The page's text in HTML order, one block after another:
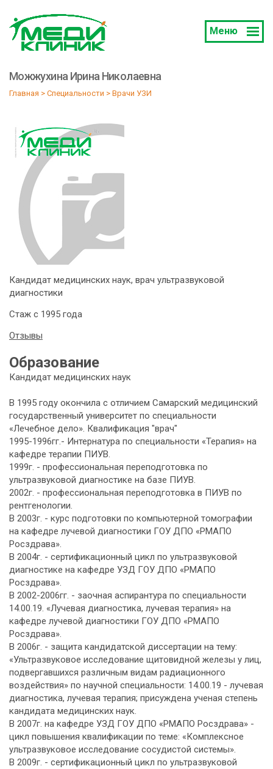
Меню
Можжухина Ирина Николаевна
Главная > Специальности > Врачи УЗИ
Кандидат медицинских наук, врач ультразвуковой
диагностики
Стаж с 1995 года
Отзывы
Образование
Кандидат медицинских наук
В 1995 году окончила с отличием Самарский медицинский
государственный университет по специальности
«Лечебное дело». Квалификация "врач"
1995-1996гг.- Интернатура по специальности «Терапия» на
кафедре терапии ПИУВ.
1999г. - профессиональная переподготовка по
ультразвуковой диагностике на базе ПИУВ.
2002г. - профессиональная переподготовка в ПИУВ по
рентгенологии.
В 2003г. - курс подготовки по компьютерной томографии
на кафедре лучевой диагностики ГОУ ДПО «РМАПО
Росздрава».
В 2004г. - сертификационный цикл по ультразвуковой
диагностике на кафедре УЗД ГОУ ДПО «РМАПО
Росздрава».
В 2002-2006гг. - заочная аспирантура по специальности
14.00.19. «Лучевая диагностика, лучевая терапия» на
кафедре лучевой диагностики ГОУ ДПО «РМАПО
Росздрава».
В 2006г. - защита кандидатской диссертации на тему:
«Ультразвуковое исследование щитовидной железы у лиц,
подвергавшихся различным видам радиационного
воздействия» по научной специальности: 14.00.19 - лучевая
диагностика, лучевая терапия; присуждена ученая степень
кандидата медицинских наук.
В 2007г. на кафедре УЗД ГОУ ДПО «РМАПО Росздрава» -
цикл повышения квалификации по теме: «Комплексное
ультразвуковое исследование сосудистой системы».
В 2009г. - сертификационный цикл по ультразвуковой